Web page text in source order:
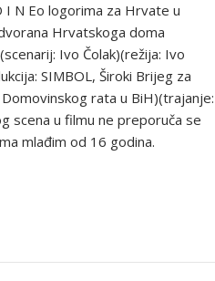
N Eo logorima za Hrvate u
Hrvatskoga doma
Ivo Čolak)(režija: Ivo
SIMBOL, Široki Brijeg za
rata u BiH)(trajanje:
scena u filmu ne preporuča se
mlađim od 16 godina.